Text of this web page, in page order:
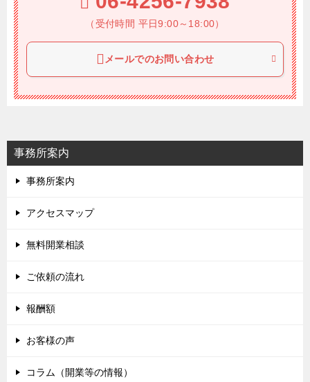
（受付時間 平日9:00～18:00）
メールでのお問い合わせ
事務所案内
事務所案内
アクセスマップ
無料開業相談
ご依頼の流れ
報酬額
お客様の声
コラム（開業等の情報）